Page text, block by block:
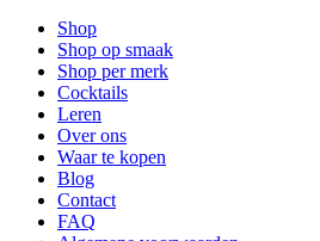
Shop
Shop op smaak
Shop per merk
Cocktails
Leren
Over ons
Waar te kopen
Blog
Contact
FAQ